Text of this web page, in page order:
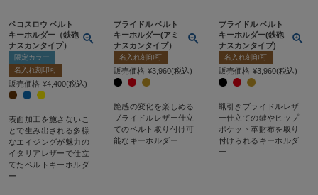
ペコスロウ ベルト
キーホルダー（鉄砲
ナスカンタイプ）
限定カラー
名入れ刻印可
販売価格 ¥4,400 税込
表面加工を施さないこ
とで生み出される多様
なエイジングが魅力の
イタリアレザーで仕立
てたベルトキーホルダ
ー
ブライドル ベルト
キーホルダー(アミ
ナスカンタイプ）
名入れ刻印可
販売価格 ¥3,960 税込
艶感の変化を楽しめる
ブライドルレザー仕立
てのベルト取り付け可
能なキーホルダー
ブライドル ベルト
キーホルダー(鉄砲
ナスカンタイプ)
名入れ刻印可
販売価格 ¥3,960 税込
蝋引きブライドルレザ
ー仕立ての鍵やヒップ
ポケット革財布を取り
付けられるキーホルダ
ー